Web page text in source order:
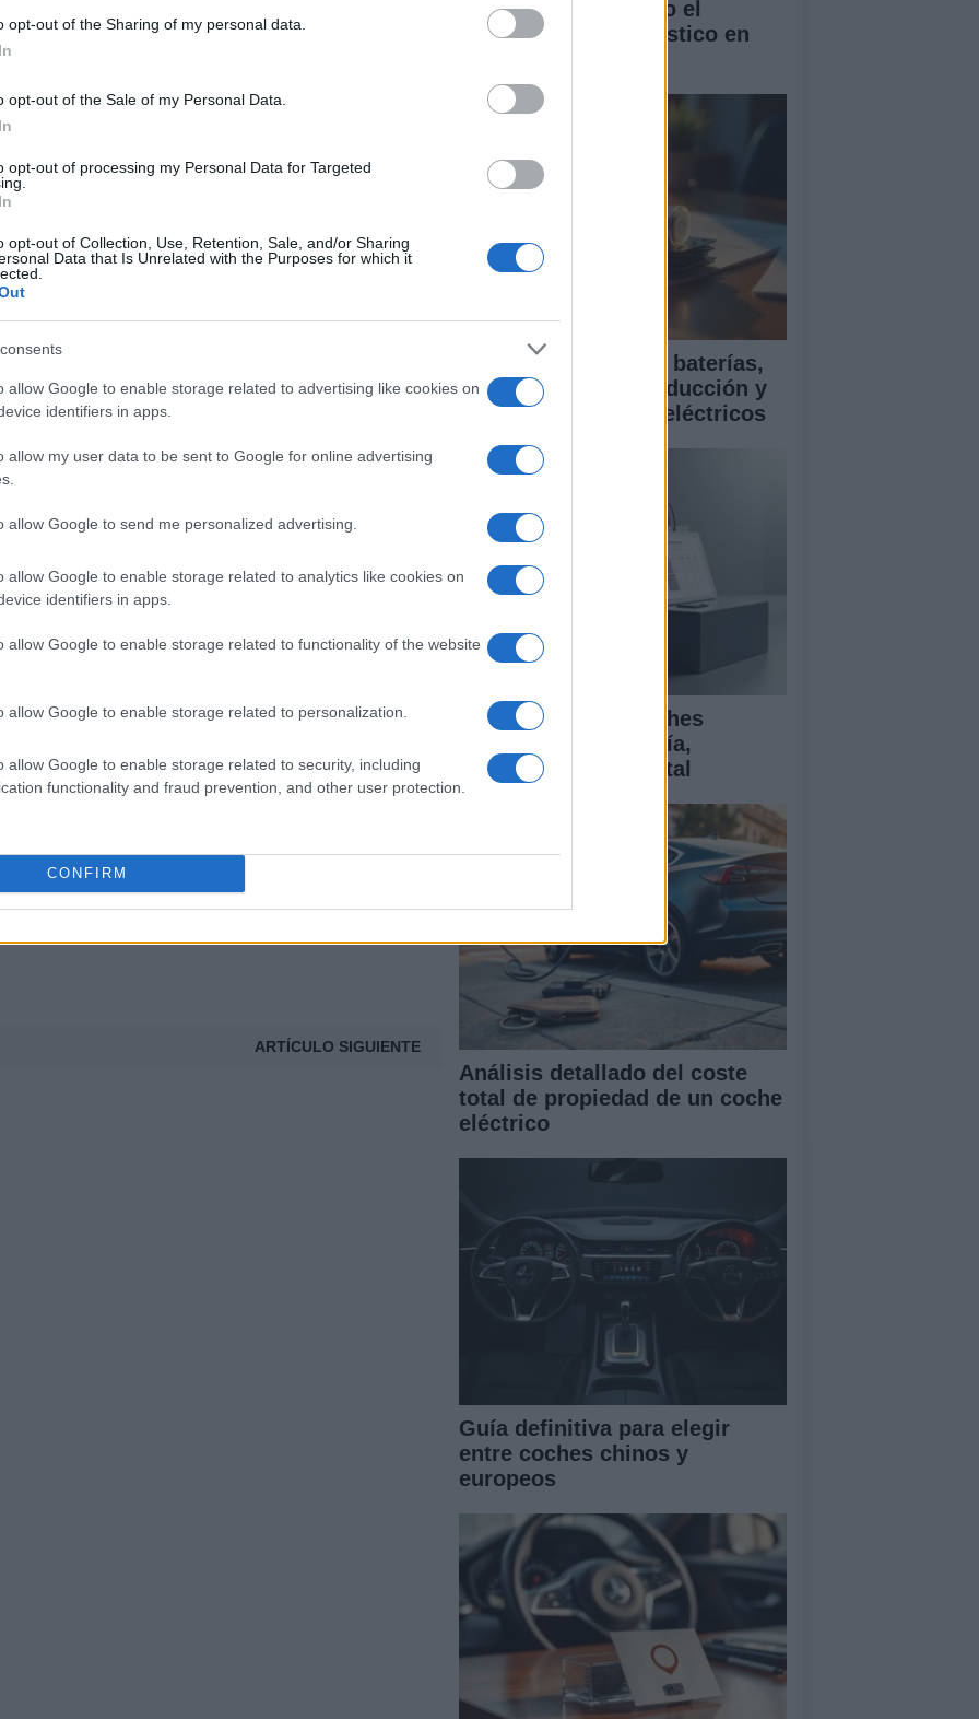
opt-out of the Sharing of my personal data.
opt-out of the Sale of my Personal Data.
opt-out of processing my Personal Data for Targeted
opt-out of Collection, Use, Retention, Sale, and/or Sharing
Data that Is Unrelated with the Purposes for which it
allow Google to enable storage related to advertising like cookies on
identifiers in apps.
allow my user data to be sent to Google for online advertising
allow Google to send me personalized advertising.
allow Google to enable storage related to analytics like cookies on
identifiers in apps.
allow Google to enable storage related to functionality of the website
allow Google to enable storage related to personalization.
allow Google to enable storage related to security, including
functionality and fraud prevention, and other user protection.
CONFIRM
bien visto por parte de
ruedas.
inspirado en la línea de la actual Serie 1,
el X6 ha puesto su granito de arena a escala
y teóricamente la transmisión será trasera.
motivo de los Juegos Olímpicos de Londres 2012,
de la ‘gama i’.
‘
de hasta 260km.
S261
ZP11 ROVER 250 SAIC S261 SAIC ZP11
© Riproduzione riservata
ARTÍCULO SIGUIENTE
están transformando el
mercado automovilístico en
Guía para comparar baterías,
asistencias a la conducción y
garantía en coches eléctricos
Comparativa de coches
eléctricos: tecnología,
garantías y coste total
Análisis detallado del coste
total de propiedad de un coche
eléctrico
Guía definitiva para elegir
entre coches chinos y
europeos